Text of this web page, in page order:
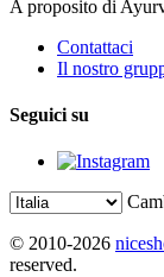
A proposito di
Contattaci
Il nostro
Seguici su
© 2010-2026
reserved.